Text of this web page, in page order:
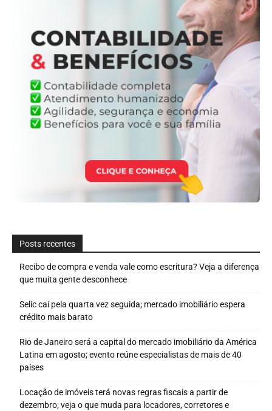
Posts recentes
Recibo de compra e venda vale como escritura? Veja a diferença
que muita gente desconhece
Selic cai pela quarta vez seguida; mercado imobiliário espera
crédito mais barato
Rio de Janeiro será a capital do mercado imobiliário da América
Latina em agosto; evento reúne especialistas de mais de 40
países
Locação de imóveis terá novas regras fiscais a partir de
dezembro; veja o que muda para locadores, corretores e